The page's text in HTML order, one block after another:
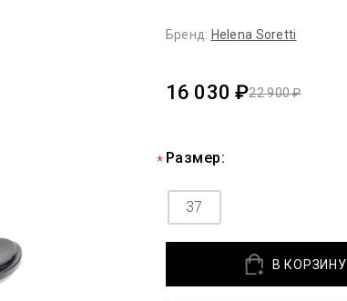
Бренд: Helena Soretti
22 900 ₽
16 030 ₽
Размер:
37
В КОРЗИНУ